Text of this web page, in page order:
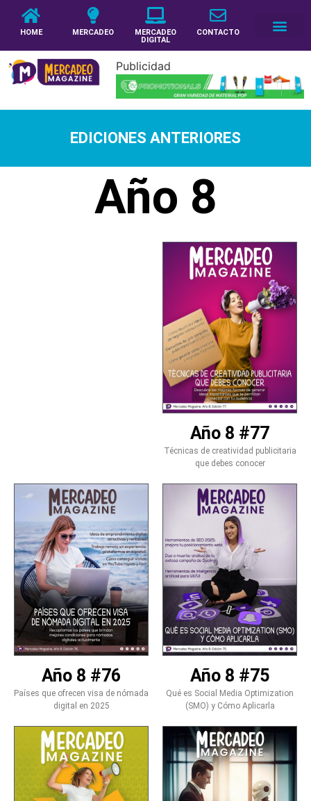
HOME MERCADEO
MERCADEO
DIGITAL
CONTACTO
Publicidad
EDICIONES ANTERIORES
Año 8
Año 8 #77
Técnicas de creatividad publicitaria
que debes conocer
Año 8 #76
Países que ofrecen visa de nómada
digital en 2025
Año 8 #75
Qué es Social Media Optimization
(SMO) y Cómo Aplicarla